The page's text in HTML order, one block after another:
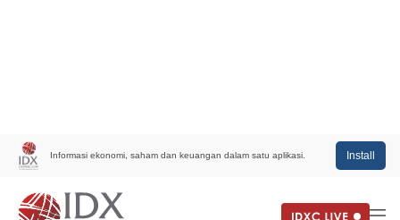
Informasi ekonomi, saham dan keuangan dalam satu aplikasi. Install